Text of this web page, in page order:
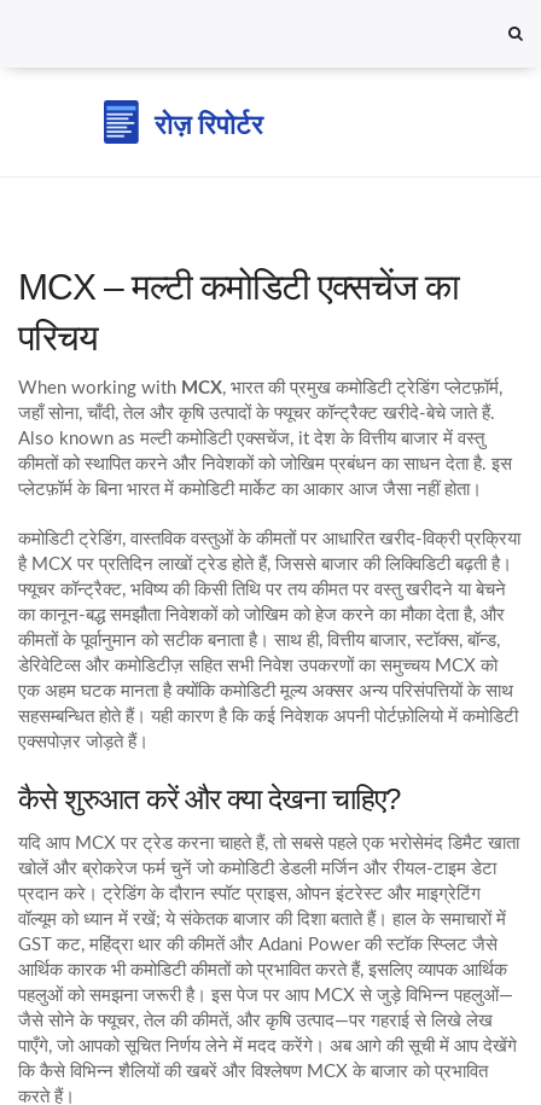
MCX – मल्टी कमोडिटी एक्सचेंज का
परिचय
When working with MCX, भारत की प्रमुख कमोडिटी ट्रेडिंग प्लेटफ़ॉर्म,
जहाँ सोना, चाँदी, तेल और कृषि उत्पादों के फ्यूचर कॉन्ट्रैक्ट खरीदे‑बेचे जाते हैं.
Also known as मल्टी कमोडिटी एक्सचेंज, it देश के वित्तीय बाजार में वस्तु
कीमतों को स्थापित करने और निवेशकों को जोखिम प्रबंधन का साधन देता है. इस
प्लेटफ़ॉर्म के बिना भारत में कमोडिटी मार्केट का आकार आज जैसा नहीं होता।
कमोडिटी ट्रेडिंग, वास्तविक वस्तुओं के कीमतों पर आधारित खरीद‑विक्री प्रक्रिया
हैMCX पर प्रतिदिन लाखों ट्रेड होते हैं, जिससे बाजार की लिक्विडिटी बढ़ती है।
फ्यूचर कॉन्ट्रैक्ट, भविष्य की किसी तिथि पर तय कीमत पर वस्तु खरीदने या बेचने
का कानून‑बद्ध समझौतानिवेशकों को जोखिम को हेज करने का मौका देता है, और
कीमतों के पूर्वानुमान को सटीक बनाता है। साथ ही, वित्तीय बाजार, स्टॉक्स, बॉन्ड,
डेरिवेटिव्स और कमोडिटीज़ सहित सभी निवेश उपकरणों का समुच्चयMCX को
एक अहम घटक मानता है क्योंकि कमोडिटी मूल्य अक्सर अन्य परिसंपत्तियों के साथ
सहसम्बन्धित होते हैं। यही कारण है कि कई निवेशक अपनी पोर्टफ़ोलियो में कमोडिटी
एक्सपोज़र जोड़ते हैं।
कैसे शुरुआत करें और क्या देखना चाहिए?
यदि आप MCX पर ट्रेड करना चाहते हैं, तो सबसे पहले एक भरोसेमंद डिमैट खाता
खोलें और ब्रोकरेज फर्म चुनें जो कमोडिटी डेडली मर्जिन और रीयल‑टाइम डेटा
प्रदान करे। ट्रेडिंग के दौरान स्पॉट प्राइस, ओपन इंटरेस्ट और माइग्रेटिंग
वॉल्यूम को ध्यान में रखें; ये संकेतक बाजार की दिशा बताते हैं। हाल के समाचारों में
GST कट, महिंद्रा थार की कीमतें और Adani Power की स्टॉक स्प्लिट जैसे
आर्थिक कारक भी कमोडिटी कीमतों को प्रभावित करते हैं, इसलिए व्यापक आर्थिक
पहलुओं को समझना जरूरी है। इस पेज पर आप MCX से जुड़े विभिन्न पहलुओं—
जैसे सोने के फ्यूचर, तेल की कीमतें, और कृषि उत्पाद—पर गहराई से लिखे लेख
पाएँगे, जो आपको सूचित निर्णय लेने में मदद करेंगे। अब आगे की सूची में आप देखेंगे
कि कैसे विभिन्न शैलियों की खबरें और विश्लेषण MCX के बाजार को प्रभावित
करते हैं।